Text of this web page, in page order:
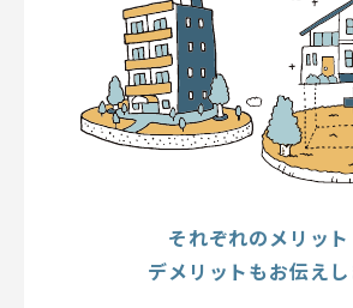
それぞれのメリット
デメリットもお伝え